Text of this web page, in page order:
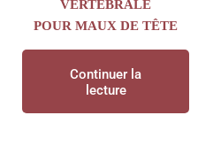
VERTÉBRALE
POUR MAUX DE TÊTE
Continuer la
lecture